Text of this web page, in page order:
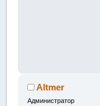
Altmer
Администратор